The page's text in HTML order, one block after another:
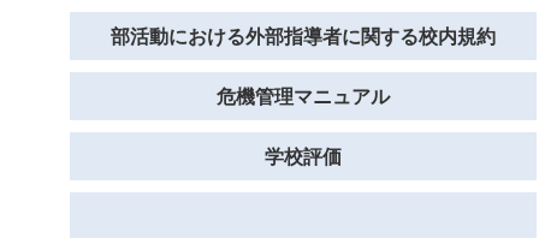
部活動における外部指導者に関する校内規約
危機管理マニュアル
学校評価